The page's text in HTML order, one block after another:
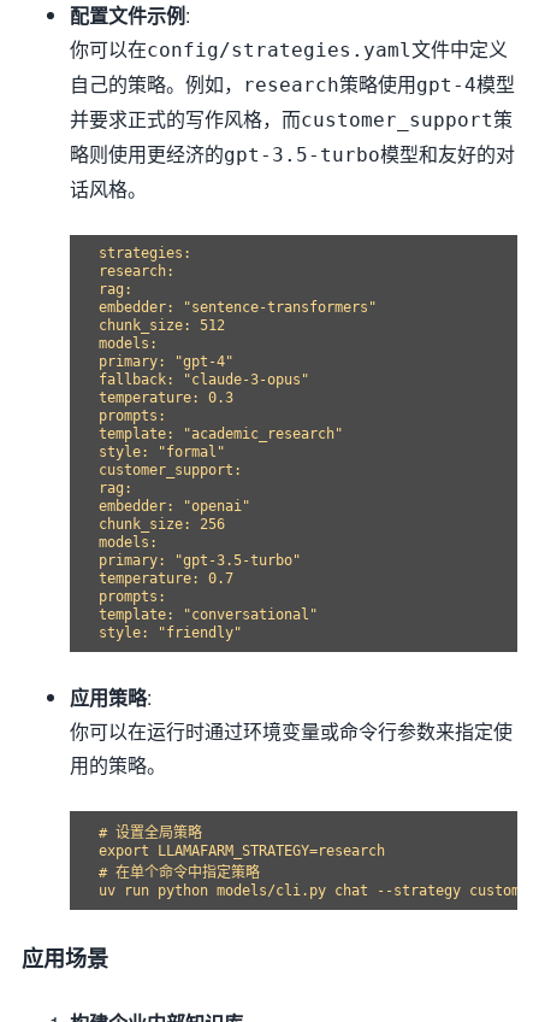
配置文件示例:
你可以在config/strategies.yaml文件中定义
自己的策略。例如，
research策略使用gpt-4模型
并要求正式的写作风格，而customer_support策
略则使用更经济的gpt-3.5-turbo模型和友好的对
话风格。
strategies:
research:
rag:
embedder: "sentence-transformers"
chunk_size: 512
models:
primary: "gpt-4"
fallback: "claude-3-opus"
temperature: 0.3
prompts:
template: "academic_research"
style: "formal"
customer_support:
rag:
embedder: "openai"
chunk_size: 256
models:
primary: "gpt-3.5-turbo"
temperature: 0.7
prompts:
template: "conversational"
应用策略:
你可以在运行时通过环境变量或命令行参数来指定使
用的策略。
# 设置全局策略
export LLAMAFARM_STRATEGY=research
# 在单个命令中指定策略
应用场景